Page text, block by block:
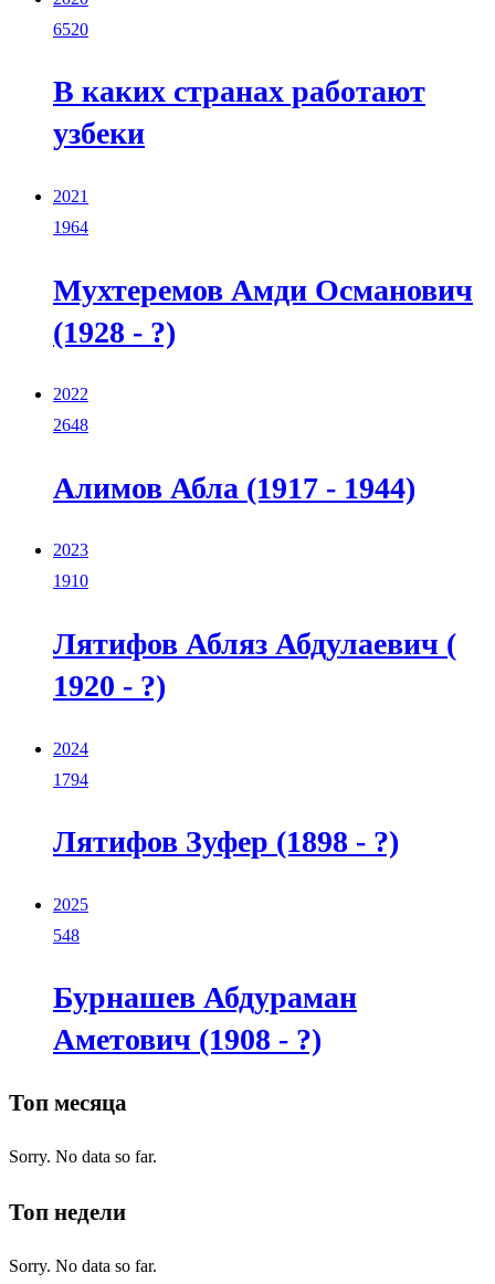
6520
В каких странах работают
узбеки
2021
1964
Мухтеремов Амди Османович
(1928 - ?)
2022
2648
Алимов Абла (1917 - 1944)
2023
1910
Лятифов Абляз Абдулаевич (
1920 - ?)
2024
1794
Лятифов Зуфер (1898 - ?)
2025
548
Бурнашев Абдураман
Аметович (1908 - ?)
Топ месяца
Sorry. No data so far.
Топ недели
Sorry. No data so far.